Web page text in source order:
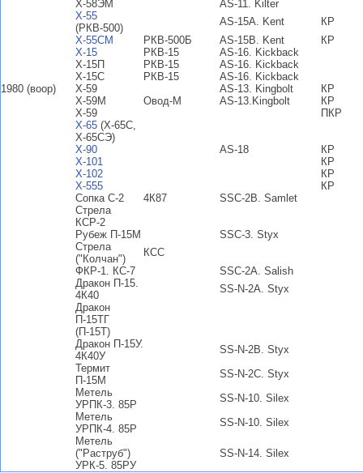
Х-58ЭМ
AS-11. Kilter
Х-55
(РКВ-500)
AS-15A. Kent
КР
Х-55СМ
РКВ-500Б AS-15B. Kent
КР
Х-15
РКВ-15
AS-16. Kickback
Х-15П
РКВ-15
AS-16. Kickback
Х-15С
РКВ-15
AS-16. Kickback
1980 (воор)
Х-59 AS-13. Kingbolt
КР
Х-59М
Овод-М AS-13.Kingbolt
КР
Х-59
ПКР
Х-65 (Х-65С,
Х-65СЭ)
Х-90
AS-18
КР
Х-101
КР
Х-102
КР
Х-555
КР
Сопка С-2
4К87
SSC-2B. Samlet
Стрела
КСР-2
Рубеж П-15М
SSC-3. Styx
Стрела
("Колчан")
КСС
ФКР-1. КС-7
SSC-2A. Salish
Дракон П-15.
4К40
SS-N-2A. Styx
Дракон
П-15ТГ
(П-15Т)
Дракон П-15У.
4К40У
SS-N-2B. Styx
Термит
П-15М
SS-N-2C. Styx
Метель
УРПК-3. 85Р
SS-N-10. Silex
Метель
УРПК-4. 85Р
SS-N-10. Silex
Метель
("Раструб")
УРК-5. 85РУ
SS-N-14. Silex